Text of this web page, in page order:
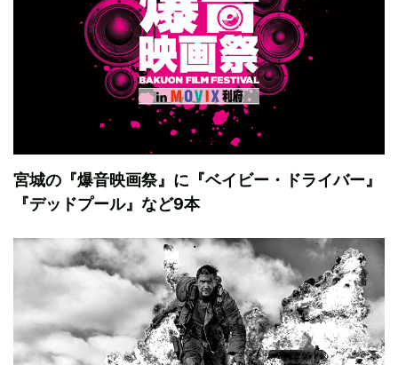
宮城の『爆音映画祭』に『ベイビー・ドライバー』
『デッドプール』など9本